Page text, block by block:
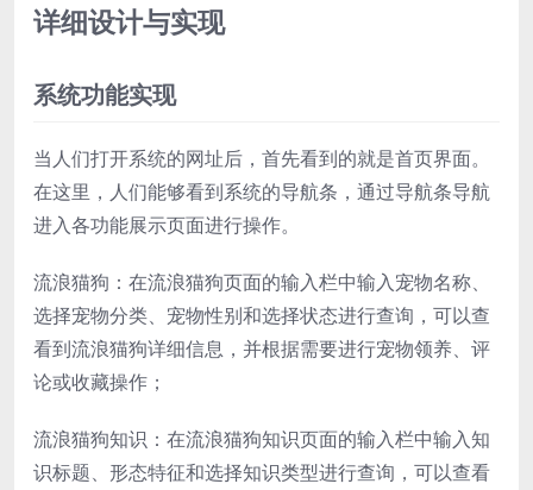
详细设计与实现
系统功能实现
当人们打开系统的网址后，首先看到的就是首页界面。
在这里，人们能够看到系统的导航条，通过导航条导航
进入各功能展示页面进行操作。
流浪猫狗：在流浪猫狗页面的输入栏中输入宠物名称、
选择宠物分类、宠物性别和选择状态进行查询，可以查
看到流浪猫狗详细信息，并根据需要进行宠物领养、评
论或收藏操作；
流浪猫狗知识：在流浪猫狗知识页面的输入栏中输入知
识标题、形态特征和选择知识类型进行查询，可以查看